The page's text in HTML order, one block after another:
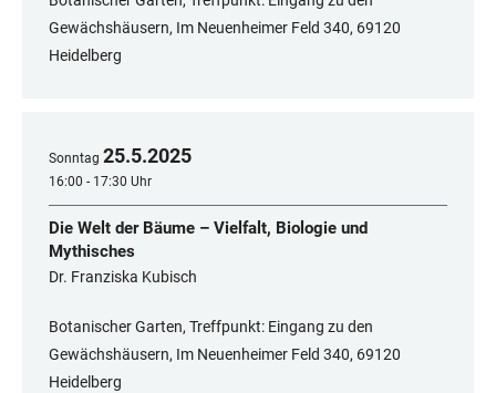
Gewächshäusern, Im Neuenheimer Feld 340, ​​​​​​​69120
Heidelberg
Sonntag 25.5.2025
16:00 - 17:30 Uhr
Die Welt der Bäume – Vielfalt, Biologie und
Mythisches
Dr. Franziska Kubisch
Botanischer Garten, Treffpunkt: Eingang zu den
Gewächshäusern, Im Neuenheimer Feld 340, 69120
Heidelberg